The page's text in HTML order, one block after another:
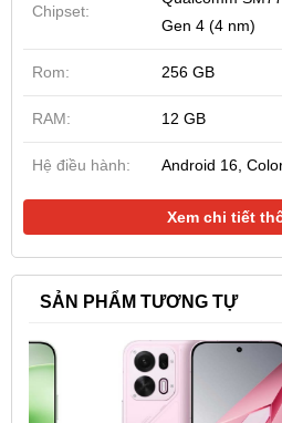
Chipset:
Gen 4 (4 nm)
Rom: 256 GB
RAM: 12 GB
Hệ điều hành: Android 16,
Xem chi tiết
SẢN PHẨM TƯƠNG TỰ